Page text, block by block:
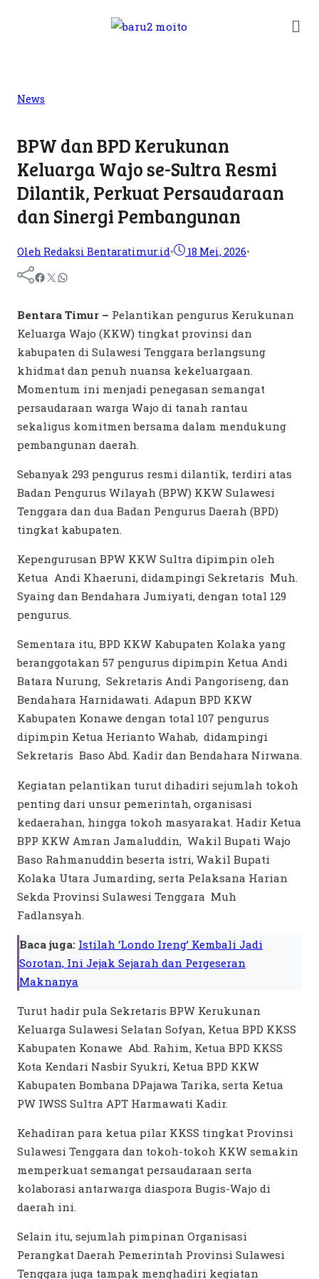
News
BPW dan BPD Kerukunan
Keluarga Wajo se-Sultra Resmi
Dilantik, Perkuat Persaudaraan
dan Sinergi Pembangunan
Oleh Redaksi Bentaratimur.id• 18 Mei, 2026•
Bentara Timur – Pelantikan pengurus Kerukunan
Keluarga Wajo (KKW) tingkat provinsi dan
kabupaten di Sulawesi Tenggara berlangsung
khidmat dan penuh nuansa kekeluargaan.
Momentum ini menjadi penegasan semangat
persaudaraan warga Wajo di tanah rantau
sekaligus komitmen bersama dalam mendukung
pembangunan daerah.
Sebanyak 293 pengurus resmi dilantik, terdiri atas
Badan Pengurus Wilayah (BPW) KKW Sulawesi
Tenggara dan dua Badan Pengurus Daerah (BPD)
tingkat kabupaten.
Kepengurusan BPW KKW Sultra dipimpin oleh
Ketua Andi Khaeruni, didampingi Sekretaris Muh.
Syaing dan Bendahara Jumiyati, dengan total 129
pengurus.
Sementara itu, BPD KKW Kabupaten Kolaka yang
beranggotakan 57 pengurus dipimpin Ketua Andi
Batara Nurung, Sekretaris Andi Pangoriseng, dan
Bendahara Harnidawati. Adapun BPD KKW
Kabupaten Konawe dengan total 107 pengurus
dipimpin Ketua Herianto Wahab, didampingi
Sekretaris Baso Abd. Kadir dan Bendahara Nirwana.
Kegiatan pelantikan turut dihadiri sejumlah tokoh
penting dari unsur pemerintah, organisasi
kedaerahan, hingga tokoh masyarakat. Hadir Ketua
BPP KKW Amran Jamaluddin, Wakil Bupati Wajo
Baso Rahmanuddin beserta istri, Wakil Bupati
Kolaka Utara Jumarding, serta Pelaksana Harian
Sekda Provinsi Sulawesi Tenggara Muh
Fadlansyah.
Baca juga: Istilah ‘Londo Ireng’ Kembali Jadi
Sorotan, Ini Jejak Sejarah dan Pergeseran
Maknanya
Turut hadir pula Sekretaris BPW Kerukunan
Keluarga Sulawesi Selatan Sofyan, Ketua BPD KKSS
Kabupaten Konawe Abd. Rahim, Ketua BPD KKSS
Kota Kendari Nasbir Syukri, Ketua BPD KKW
Kabupaten Bombana DPajawa Tarika, serta Ketua
PW IWSS Sultra APT Harmawati Kadir.
Kehadiran para ketua pilar KKSS tingkat Provinsi
Sulawesi Tenggara dan tokoh-tokoh KKW semakin
memperkuat semangat persaudaraan serta
kolaborasi antarwarga diaspora Bugis-Wajo di
daerah ini.
Selain itu, sejumlah pimpinan Organisasi
Perangkat Daerah Pemerintah Provinsi Sulawesi
Tenggara juga tampak menghadiri kegiatan